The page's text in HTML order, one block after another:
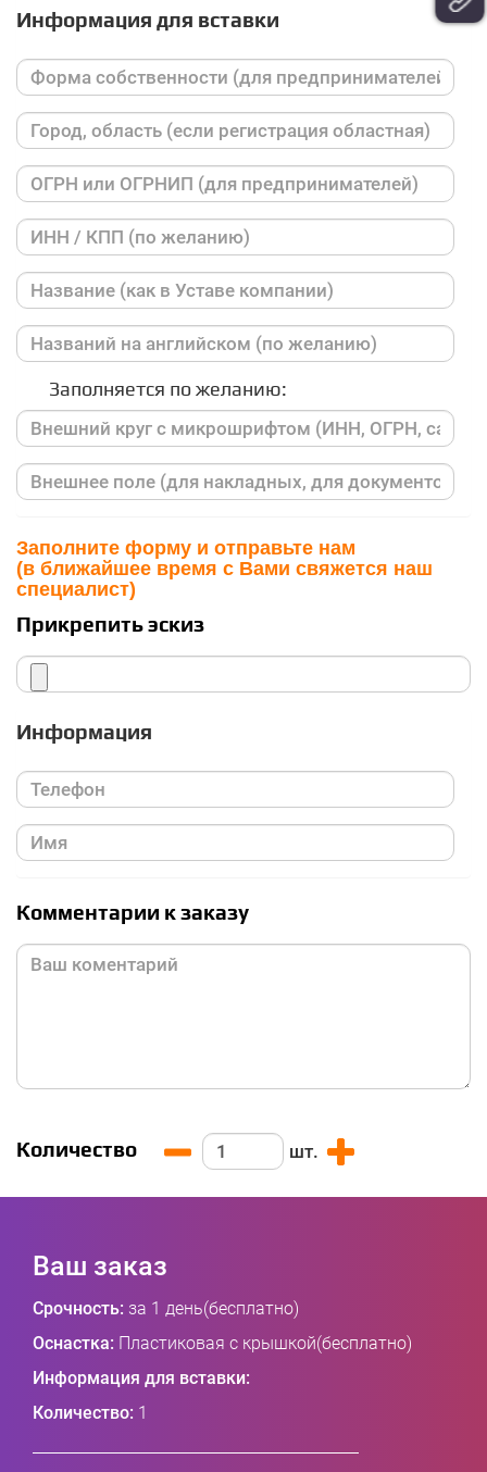
Информация для вставки
Заполняется по желанию:
Заполните форму и отправьте нам
(в ближайшее время с Вами свяжется наш
специалист)
Прикрепить эскиз
Информация
Комментарии к заказу
Количество шт.
Ваш заказ
Срочность: за 1 день(бесплатно)
Оснастка: Пластиковая с крышкой(бесплатно)
Информация для вставки:
Количество: 1